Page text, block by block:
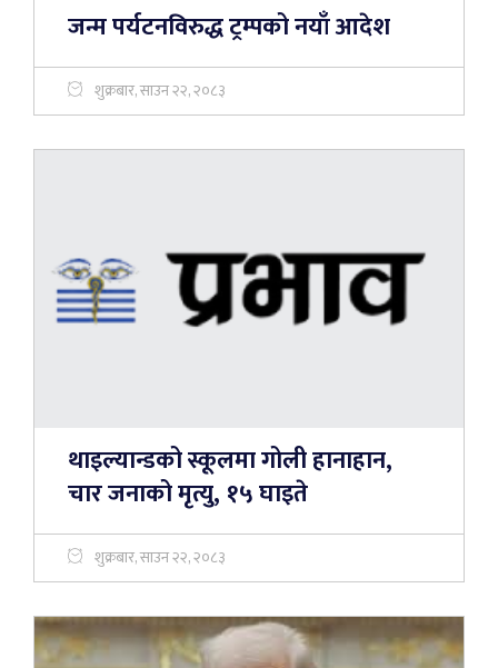
जन्म पर्यटनविरुद्ध ट्रम्पको नयाँ आदेश
शुक्रबार, साउन २२, २०८३
थाइल्यान्डको स्कूलमा गोली हानाहान,
चार जनाको मृत्यु, १५ घाइते
शुक्रबार, साउन २२, २०८३